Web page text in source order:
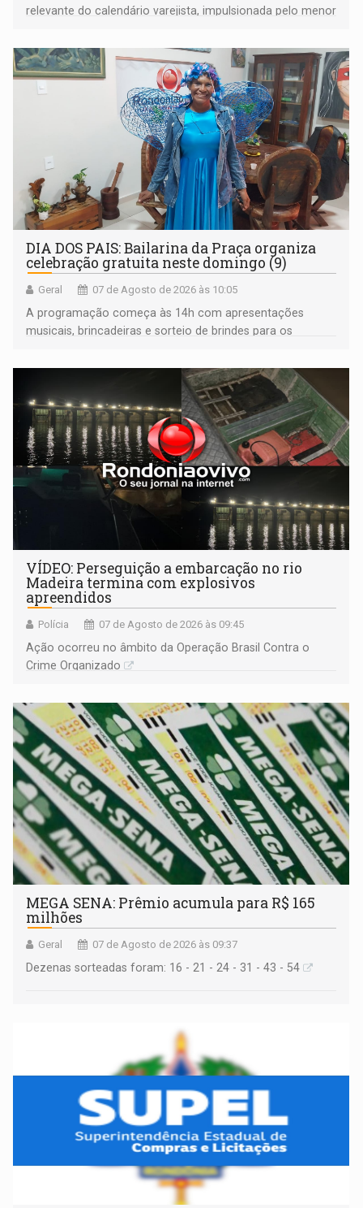
relevante do calendário varejista, impulsionada pelo menor
média do trabalhador
DIA DOS PAIS: Bailarina da Praça organiza
celebração gratuita neste domingo (9)
Geral 07 de Agosto de 2026 às 10:05
A programação começa às 14h com apresentações
musicais, brincadeiras e sorteio de brindes para os
bolo e canto de parabéns dedicado aos pais
VÍDEO: Perseguição a embarcação no rio
Madeira termina com explosivos
apreendidos
Polícia 07 de Agosto de 2026 às 09:45
Ação ocorreu no âmbito da Operação Brasil Contra o
Crime Organizado
MEGA SENA: Prêmio acumula para R$ 165
milhões
Geral 07 de Agosto de 2026 às 09:37
Dezenas sorteadas foram: 16 - 21 - 24 - 31 - 43 - 54